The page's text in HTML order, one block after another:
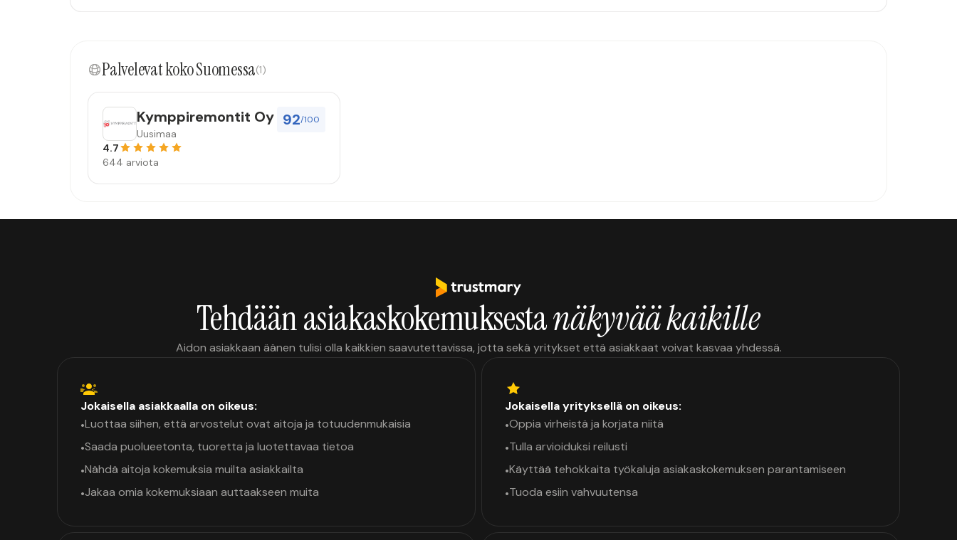
Palvelevat koko Suomessa(1)
92/100
Kymppiremontit Oy
Uusimaa
4.7
644 arviota
Tehdään asiakaskokemuksestanäkyvää kaikille
Aidon asiakkaan äänen tulisi olla kaikkien saavutettavissa, jotta sekä yritykset että asiakkaat voivat kasvaa yhdessä.
Jokaisella asiakkaalla on oikeus:
•Luottaa siihen, että arvostelut ovat aitoja ja totuudenmukaisia
•Saada puolueetonta, tuoretta ja luotettavaa tietoa
•Nähdä aitoja kokemuksia muilta asiakkailta
•Jakaa omia kokemuksiaan auttaakseen muita
Jokaisella yrityksellä on oikeus:
•Oppia virheistä ja korjata niitä
•Tulla arvioiduksi reilusti
•Käyttää tehokkaita työkaluja asiakaskokemuksen parantamiseen
•Tuoda esiin vahvuutensa